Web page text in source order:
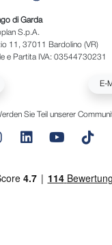
di Garda
S.p.A.
11, 37011 Bardolino (VR)
e Partita IVA: 03544730231
E-
Sie Teil unserer